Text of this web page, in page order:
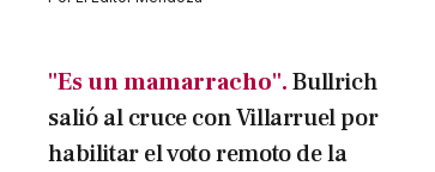
"Es un mamarracho". Bullrich
salió al cruce con Villarruel por
habilitar el voto remoto de la